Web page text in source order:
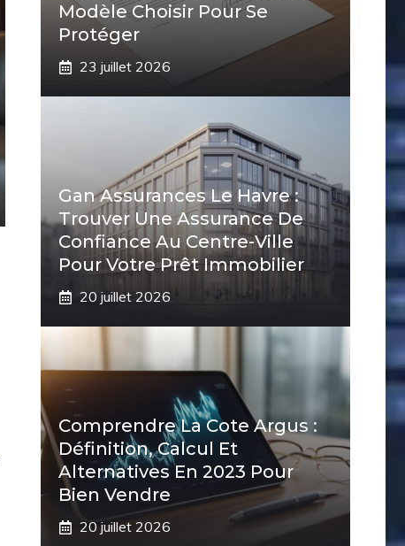
Modèle Choisir Pour Se
Protéger
23 juillet 2026
Gan Assurances Le Havre :
Trouver Une Assurance De
Confiance Au Centre-Ville
Pour Votre Prêt Immobilier
20 juillet 2026
Comprendre La Cote Argus :
Définition, Calcul Et
Alternatives En 2023 Pour
Bien Vendre
20 juillet 2026